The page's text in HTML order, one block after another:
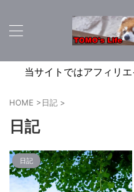
当サイトではアフィリ
HOME >日記 >
日記
日記